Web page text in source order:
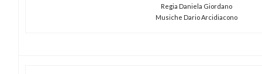
Regia Daniela Giordano
Musiche Dario Arcidiacono